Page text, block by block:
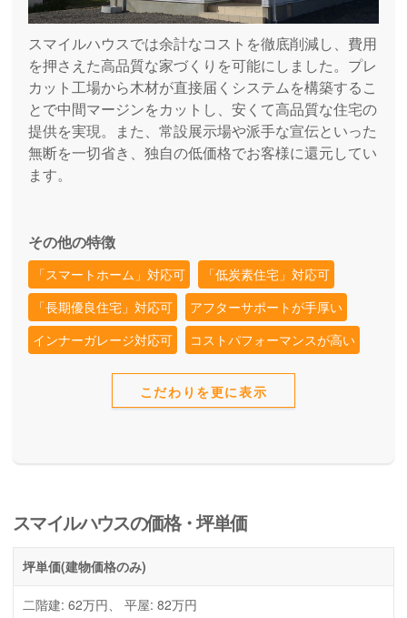
スマイルハウスでは余計なコストを徹底削減し、費用
を押さえた高品質な家づくりを可能にしました。プレ
カット工場から木材が直接届くシステムを構築するこ
とで中間マージンをカットし、安くて高品質な住宅の
提供を実現。また、常設展示場や派手な宣伝といった
無断を一切省き、独自の低価格でお客様に還元してい
ます。
その他の特徴
「スマートホーム」対応可
「低炭素住宅」対応可
「長期優良住宅」対応可
アフターサポートが手厚い
インナーガレージ対応可
コストパフォーマンスが高い
こだわりを更に表示
スマイルハウスの価格・坪単価
坪単価(建物価格のみ)
二階建: 62万円、 平屋: 82万円